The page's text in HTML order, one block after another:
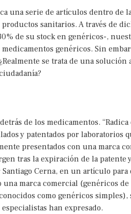
una serie de artículos dentro de
sanitarios. A través de
de su stock en genéricos-,
genéricos. Sin
se trata de una solución
de los medicamentos.
y patentados por laboratorios
presentados con una marca
tras la expiración de la patente
Cerna, en un artículo
marca comercial (genéricos de
como genéricos simples),
han expresado.